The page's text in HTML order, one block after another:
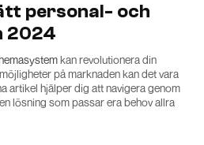
personal- och
2024
kan revolutionera din
på marknaden kan det vara
artikel hjälper dig att navigera genom
lösning som passar era behov allra